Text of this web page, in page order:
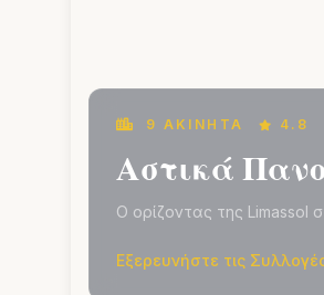
9 ΑΚΊΝΗΤΑ 4.8
Αστικά
Ο ορίζοντας της Limassol
Εξερευνήστε τις